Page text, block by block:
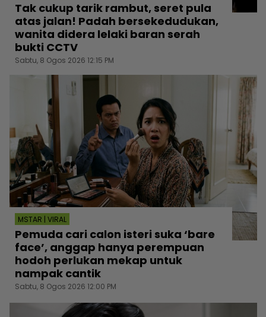
Tak cukup tarik rambut, seret pula
atas jalan! Padah bersekedudukan,
wanita didera lelaki baran serah
bukti CCTV
Sabtu, 8 Ogos 2026 12:15 PM
MSTAR | VIRAL
Pemuda cari calon isteri suka ‘bare
face’, anggap hanya perempuan
hodoh perlukan mekap untuk
nampak cantik
Sabtu, 8 Ogos 2026 12:00 PM